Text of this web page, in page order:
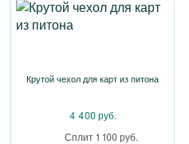
Крутой чехол для карт из питона
4 400 руб.
Сплит 1 100 руб.